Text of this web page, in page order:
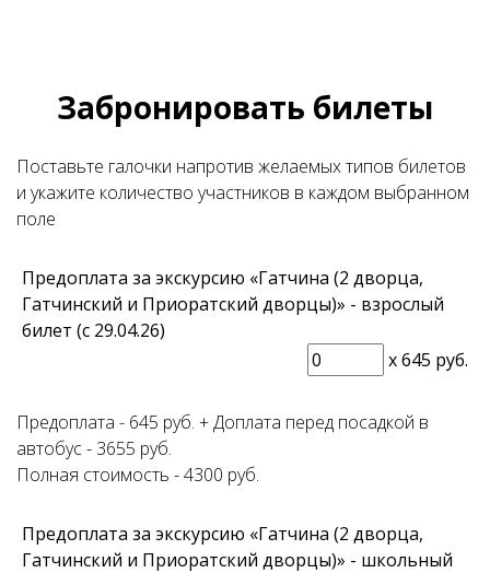
Забронировать билеты
Поставьте галочки напротив желаемых типов билетов
и укажите количество участников в каждом выбранном
поле
Предоплата за экскурсию «Гатчина (2 дворца,
Гатчинский и Приоратский дворцы)» - взрослый
билет (с 29.04.26)
x645 руб.
Предоплата - 645 руб. + Доплата перед посадкой в
автобус - 3655 руб.
Полная стоимость - 4300 руб.
Предоплата за экскурсию «Гатчина (2 дворца,
Гатчинский и Приоратский дворцы)» - школьный